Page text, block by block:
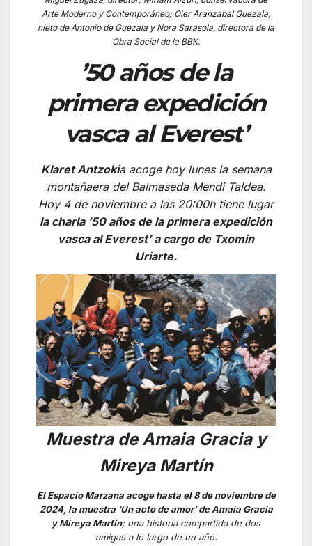
Arte Moderno y Contemporáneo; Oier Aranzabal Guezala,
nieto de Antonio de Guezala y Nora Sarasola, directora de la
Obra Social de la BBK.
’50 años de la
primera expedición
vasca al Everest’
Klaret Antzokia acoge hoy lunes la semana
montañaera del Balmaseda Mendi Taldea.
Hoy 4 de noviembre a las 20:00h tiene lugar
la charla ’50 años de la primera expedición
vasca al Everest’ a cargo de Txomin
Uriarte.
Muestra de Amaia Gracia y
Mireya Martín
El Espacio Marzana acoge hasta el 8 de noviembre de
2024, la muestra ‘Un acto de amor’ de Amaia Gracia
y Mireya Martín; una historia compartida de dos
amigas a lo largo de un año.